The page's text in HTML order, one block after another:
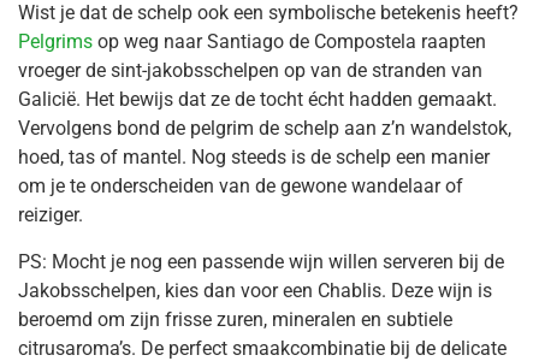
Wist je dat de schelp ook een symbolische betekenis heeft?
Pelgrims op weg naar Santiago de Compostela raapten
vroeger de sint-jakobsschelpen op van de stranden van
Galicië. Het bewijs dat ze de tocht écht hadden gemaakt.
Vervolgens bond de pelgrim de schelp aan z’n wandelstok,
hoed, tas of mantel. Nog steeds is de schelp een manier
om je te onderscheiden van de gewone wandelaar of
reiziger.
PS: Mocht je nog een passende wijn willen serveren bij de
Jakobsschelpen, kies dan voor een Chablis. Deze wijn is
beroemd om zijn frisse zuren, mineralen en subtiele
citrusaroma’s. De perfect smaakcombinatie bij de delicate